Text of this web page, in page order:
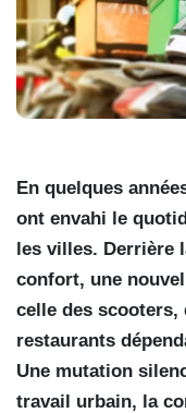
En quelques
ont envahi le
les villes. Derrière
confort, une
celle des scooters,
restaurants
Une mutation
travail urbain, la